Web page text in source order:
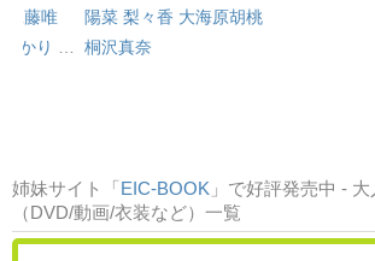
工藤唯
かり …
陽菜 梨々香 大海原胡桃
桐沢真奈
姉妹サイト「EIC-BOOK 」で好評発売中 -
（DVD/動画/衣装など）一覧